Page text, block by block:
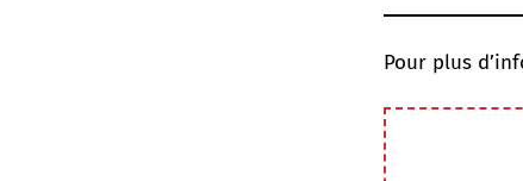
Pour plus